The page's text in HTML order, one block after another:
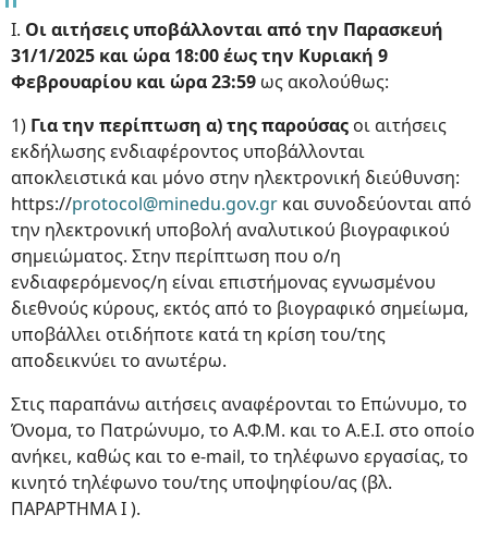
Ι. Οι αιτήσεις υποβάλλονται από την Παρασκευή
31/1/2025 και ώρα 18:00 έως την Κυριακή 9
Φεβρουαρίου και ώρα 23:59 ως ακολούθως:
1) Για την περίπτωση α) της παρούσας οι αιτήσεις
εκδήλωσης ενδιαφέροντος υποβάλλονται
αποκλειστικά και μόνο στην ηλεκτρονική διεύθυνση:
https://protocol@minedu.gov.gr και συνοδεύονται από
την ηλεκτρονική υποβολή αναλυτικού βιογραφικού
σημειώματος. Στην περίπτωση που ο/η
ενδιαφερόμενος/η είναι επιστήμονας εγνωσμένου
διεθνούς κύρους, εκτός από το βιογραφικό σημείωμα,
υποβάλλει οτιδήποτε κατά τη κρίση του/της
αποδεικνύει το ανωτέρω.
Στις παραπάνω αιτήσεις αναφέρονται το Επώνυμο, το
Όνομα, το Πατρώνυμο, το Α.Φ.Μ. και το Α.Ε.Ι. στο οποίο
ανήκει, καθώς και το e-mail, το τηλέφωνο εργασίας, το
κινητό τηλέφωνο του/της υποψηφίου/ας (βλ.
ΠΑΡΑΡΤΗΜΑ I ).